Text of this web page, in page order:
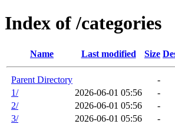
Index of /categories
Name Last modified Size
Parent Directory
-
1/
2026-06-01 05:56
-
2/
2026-06-01 05:56
-
3/
2026-06-01 05:56
-